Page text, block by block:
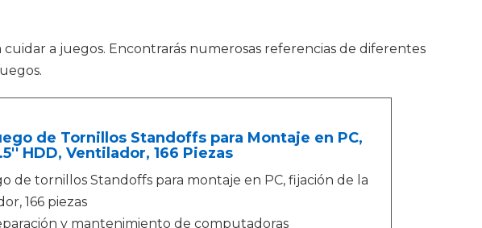
cuidar a juegos. Encontrarás numerosas referencias de diferentes
de Tornillos Standoffs para Montaje en PC,
HDD, Ventilador, 166 Piezas
de tornillos Standoffs para montaje en PC, fijación de la
166 piezas
y mantenimiento de computadoras